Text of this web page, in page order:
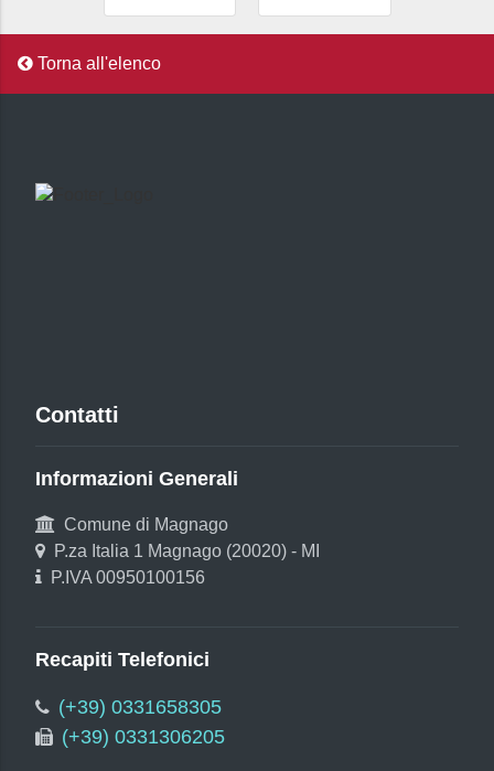
Torna all'elenco
Contatti
Informazioni Generali
Comune di Magnago
P.za Italia 1 Magnago (20020) - MI
P.IVA 00950100156
Recapiti Telefonici
(+39) 0331658305
(+39) 0331306205